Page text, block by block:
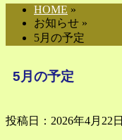
HOME »
お知らせ »
5月の予定
5月の予定
投稿日：2026年4月22日